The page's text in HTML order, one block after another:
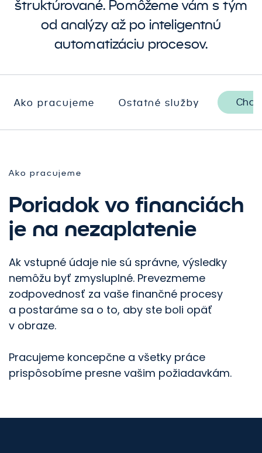
štruktúrované. Pomôžeme vám s tým
od analýzy až po inteligentnú
automatizáciu procesov.
Ako pracujeme Ostatné služby
Ako pracujeme
Poriadok vo financiách
je na nezaplatenie
Ak vstupné údaje nie sú správne, výsledky
nemôžu byť zmysluplné. Prevezmeme
zodpovednosť za vaše finančné procesy
a postaráme sa o to, aby ste boli opäť
v obraze.
Pracujeme koncepčne a všetky práce
prispôsobíme presne vašim požiadavkám.
marketing dopredu.